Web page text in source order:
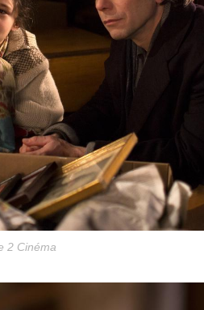
2 Cinéma